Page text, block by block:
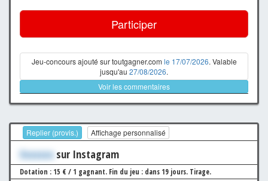
Participer
Jeu-concours ajouté sur toutgagner.com le 17/07/2026. Valable
jusqu'au 27/08/2026.
Voir les commentaires
Replier (provis.) Affichage personnalisé
Xxxxxxx sur Instagram
Dotation : 15 € / 1 gagnant. Fin du jeu : dans 19 jours. Tirage.